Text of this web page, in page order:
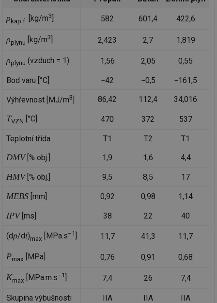
ρkap.f. [kg/m3 582 601,4 422,6
ρplynu [kg/m3 2,423 2,7 1,819
ρplynu (vzduch = 1) 1,56 2,05 0,55
Bod varu [°C] −42 −0,5 −161,5
Výhřevnost [MJ/m3 86,42 112,4 34,016
TVZN [°C] 470 372 537
Teplotní třída T1 T2 T1
DMV[% obj.] 1,9 1,6 4,4
HMV[% obj.] 9,5 8,5 17
MEBS [mm] 0,92 0,98 1,14
IPV[ms] 38 22 40
(dp/dt)max [MPa.s−1 11,7 41,3 11,7
Pmax [MPa] 0,76 0,91 0,68
Kmax [MPa.m.s−1 7,4 26 7,4
Skupina výbušnosti IIA IIA IIA